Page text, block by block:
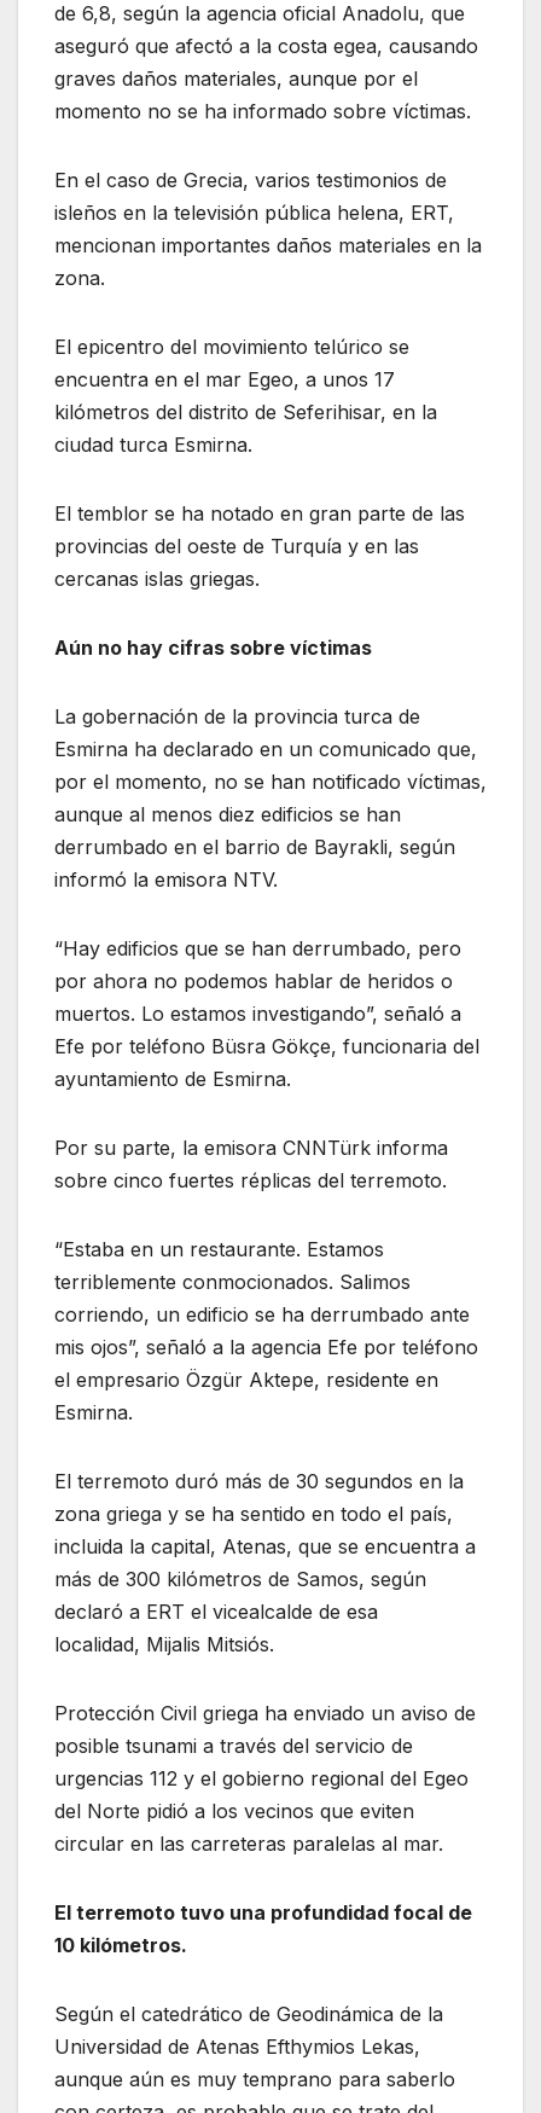
de 6,8, según la agencia oficial Anadolu, que
aseguró que afectó a la costa egea, causando
graves daños materiales, aunque por el
momento no se ha informado sobre víctimas.
En el caso de Grecia, varios testimonios de
isleños en la televisión pública helena, ERT,
mencionan importantes daños materiales en la
zona.
El epicentro del movimiento telúrico se
encuentra en el mar Egeo, a unos 17
kilómetros del distrito de Seferihisar, en la
ciudad turca Esmirna.
El temblor se ha notado en gran parte de las
provincias del oeste de Turquía y en las
cercanas islas griegas.
Aún no hay cifras sobre víctimas
La gobernación de la provincia turca de
Esmirna ha declarado en un comunicado que,
por el momento, no se han notificado víctimas,
aunque al menos diez edificios se han
derrumbado en el barrio de Bayrakli, según
informó la emisora NTV.
“Hay edificios que se han derrumbado, pero
por ahora no podemos hablar de heridos o
muertos. Lo estamos investigando”, señaló a
Efe por teléfono Büsra Gökçe, funcionaria del
ayuntamiento de Esmirna.
Por su parte, la emisora CNNTürk informa
sobre cinco fuertes réplicas del terremoto.
“Estaba en un restaurante. Estamos
terriblemente conmocionados. Salimos
corriendo, un edificio se ha derrumbado ante
mis ojos”, señaló a la agencia Efe por teléfono
el empresario Özgür Aktepe, residente en
Esmirna.
El terremoto duró más de 30 segundos en la
zona griega y se ha sentido en todo el país,
incluida la capital, Atenas, que se encuentra a
más de 300 kilómetros de Samos, según
declaró a ERT el vicealcalde de esa
localidad, Mijalis Mitsiós.
Protección Civil griega ha enviado un aviso de
posible tsunami a través del servicio de
urgencias 112 y el gobierno regional del Egeo
del Norte pidió a los vecinos que eviten
circular en las carreteras paralelas al mar.
El terremoto tuvo una profundidad focal de
10 kilómetros.
Según el catedrático de Geodinámica de la
Universidad de Atenas Efthymios Lekas,
aunque aún es muy temprano para saberlo